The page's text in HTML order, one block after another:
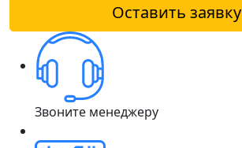
Оставить заявку
Звоните менеджеру